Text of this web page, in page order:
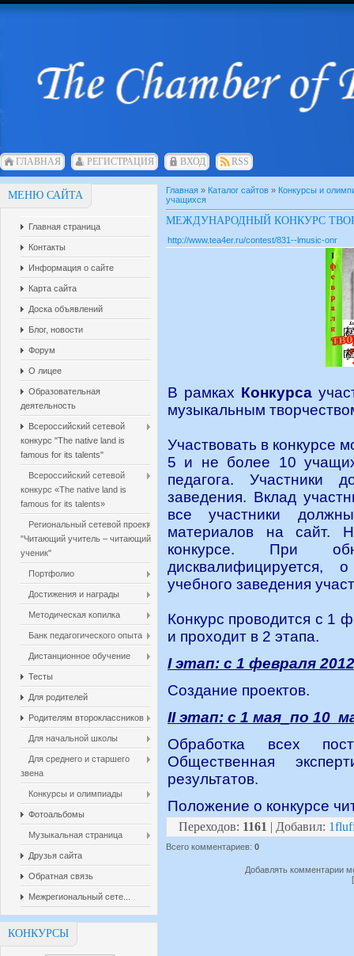
ГЛАВНАЯ РЕГИСТРАЦИЯ ВХОД RSS
МЕНЮ САЙТА
Главная страница
Контакты
Информация о сайте
Карта сайта
Доска объявлений
Блог, новости
Форум
О лицее
Образовательная
деятельность
Всероссийский сетевой
конкурс "The native land is
famous for its talents"
Всероссийский сетевой
конкурс «The native land is
famous for its talents»
Региональный сетевой проект
"Читающий учитель – читающий
ученик"
Портфолио
Достижения и награды
Методическая копилка
Банк педагогического опыта
Дистанционное обучение
Тесты
Для родителей
Родителям второклассников
Для начальной школы
Для среднего и старшего
звена
Конкурсы и олимпиады
Фотоальбомы
Музыкальная страница
Друзья сайта
Обратная связь
Межрегиональный сете...
КОНКУРСЫ
Главная » Каталог сайтов » Конкурсы и
учащихся
МЕЖДУНАРОДНЫЙ КОНКУРС
http://www.tea4er.ru/contest/831--lmusic-onr
В рамках Конкурса
музыкальным
Участвовать в конкурсе
5 и не более 10
педагога. Участники
заведения. Вклад
все участники
материалов на сайт.
конкурсе. При
дисквалифицируется,
учебного заведения
Конкурс проводится с 1
и проходит в 2 этапа.
I этап: с 1 февраля
Создание проектов.
II этап: с 1 мая_по 10
Обработка всех
Общественная
результатов.
Положение о конкурсе
Переходов: 1161 | Добавил:
Всего комментариев: 0
Добавлять комментарии